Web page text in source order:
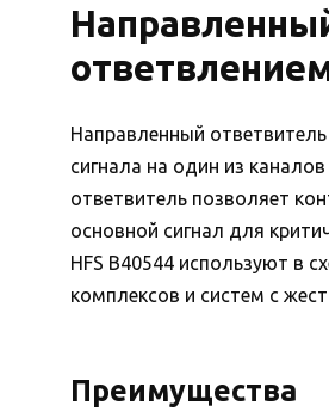
Направленный
сигнала на один из
ответвитель позволяет
основной сигнал для
HFS B40544 используют в
комплексов и систем с
Преимущества